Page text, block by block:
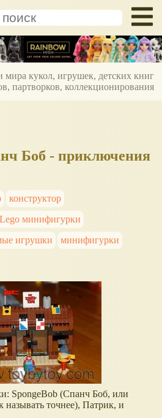
мира кукол, игрушек, детских книг
партворков, коллекционирования
Боб - приключения
конструктор
Lego минифигурки
игрушки
минифигурки
SpongeBob (Спанч Боб, или
точнее), Патрик, и